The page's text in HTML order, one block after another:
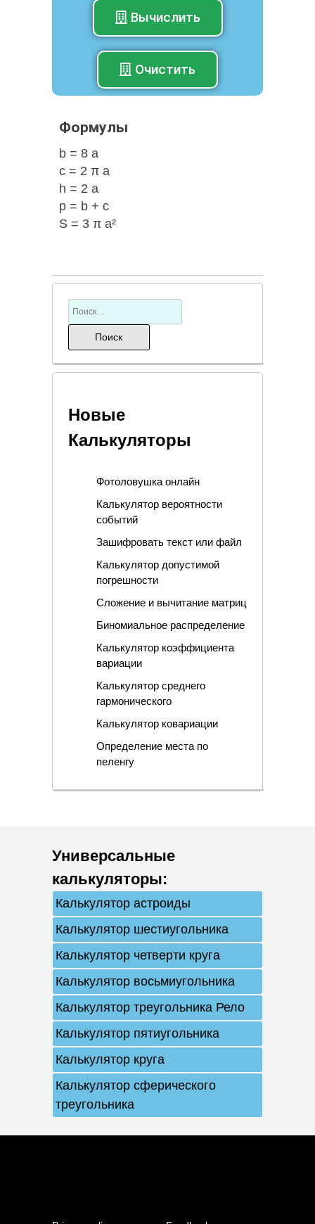
Вычислить
Очистить
Формулы
b = 8 a
c = 2 π a
h = 2 a
p = b + c
S = 3 π a²
Новые
Калькуляторы
Фотоловушка онлайн
Калькулятор вероятности
событий
Зашифровать текст или файл
Калькулятор допустимой
погрешности
Сложение и вычитание матриц
Биномиальное распределение
Калькулятор коэффициента
вариации
Калькулятор среднего
гармонического
Калькулятор ковариации
Определение места по
пеленгу
Универсальные
калькуляторы:
Калькулятор астроиды
Калькулятор шестиугольника
Калькулятор четверти круга
Калькулятор восьмиугольника
Калькулятор треугольника Рело
Калькулятор пятиугольника
Калькулятор круга
Калькулятор сферического
треугольника